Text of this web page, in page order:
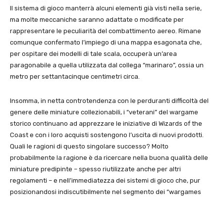
Il sistema di gioco manterrà alcuni elementi già visti nella serie,
ma molte meccaniche saranno adattate o modificate per
rappresentare le peculiarità del combattimento aereo. Rimane
comunque confermato l’impiego di una mappa esagonata che,
per ospitare dei modelli di tale scala, occuperà un’area
paragonabile a quella utilizzata dal collega “marinaro”, ossia un
metro per settantacinque centimetri circa.
Insomma, in netta controtendenza con le perduranti difficoltà del
genere delle miniature collezionabili, i “veterani” del wargame
storico continuano ad apprezzare le iniziative di Wizards of the
Coast e con i loro acquisti sostengono l’uscita di nuovi prodotti.
Quali le ragioni di questo singolare successo? Molto
probabilmente la ragione è da ricercare nella buona qualità delle
miniature predipinte – spesso riutilizzate anche per altri
regolamenti – e nell’immediatezza dei sistemi di gioco che, pur
posizionandosi indiscutibilmente nel segmento dei “wargames